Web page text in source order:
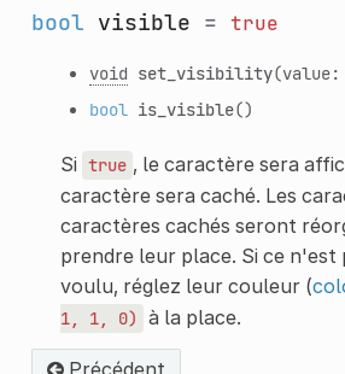
bool visible = true
void set_visibility(value:
bool is_visible()
Si true , le caractère sera
caractère sera caché. Les
caractères cachés seront
prendre leur place. Si ce n'est
voulu, réglez leur couleur (
1,
1, 0) à la place.
Précédent